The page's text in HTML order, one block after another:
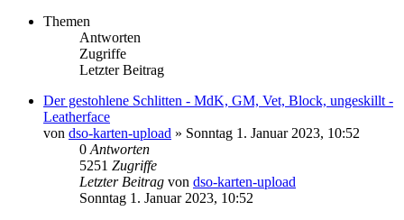
Themen
Antworten
Zugriffe
Letzter Beitrag
Der gestohlene Schlitten - MdK, GM, Vet, Block, ungeskillt -
Leatherface
von dso-karten-upload » Sonntag 1. Januar 2023, 10:52
0Antworten
5251 Zugriffe
Letzter Beitrag von dso-karten-upload
Sonntag 1. Januar 2023, 10:52